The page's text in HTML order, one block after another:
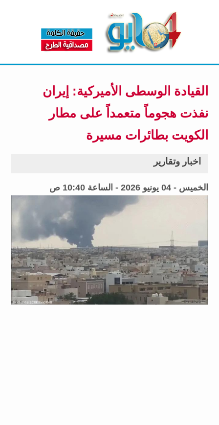
القيادة الوسطى الأميركية: إيران
نفذت هجوماً متعمداً على مطار
الكويت بطائرات مسيرة
اخبار وتقارير
الخميس - 04 يونيو 2026 - الساعة 10:40 ص